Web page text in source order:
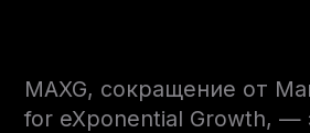
MAXG, сокращение от
for eXponential Growth, —